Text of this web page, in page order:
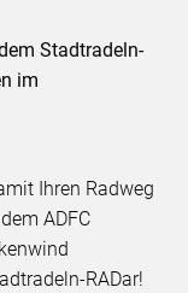
Stadtradeln-
im
Ihren Radweg
ADFC
RADar!